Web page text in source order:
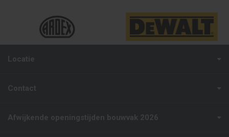
Locatie
Contact
Afwijkende openingstijden bouwvak 2026